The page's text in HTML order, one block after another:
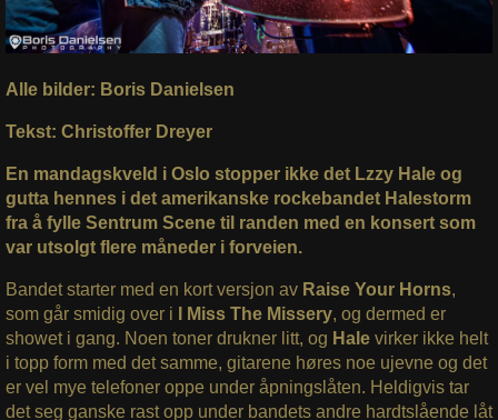
Alle bilder: Boris Danielsen
Tekst: Christoffer Dreyer
En mandagskveld i Oslo stopper ikke det Lzzy Hale og
gutta hennes i det amerikanske rockebandet Halestorm
fra å fylle Sentrum Scene til randen med en konsert som
var utsolgt flere måneder i forveien.
Bandet starter med en kort versjon av Raise Your Horns,
som går smidig over i
I Miss The Missery, og dermed er
showet i gang. Noen toner drukner litt, og Hale virker ikke helt
i topp form med det samme, gitarene høres noe ujevne og det
er vel mye telefoner oppe under åpningslåten. Heldigvis tar
det seg ganske rast opp under bandets andre hardtslående låt